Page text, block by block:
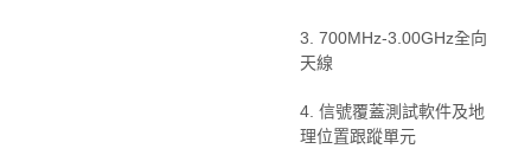
3. 700MHz-3.00GHz全向
天線
4. 信號覆蓋測試軟件及地
理位置跟蹤單元